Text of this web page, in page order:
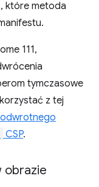
które metoda
111,
tymczasowe
z tej
CSP.
obrazie